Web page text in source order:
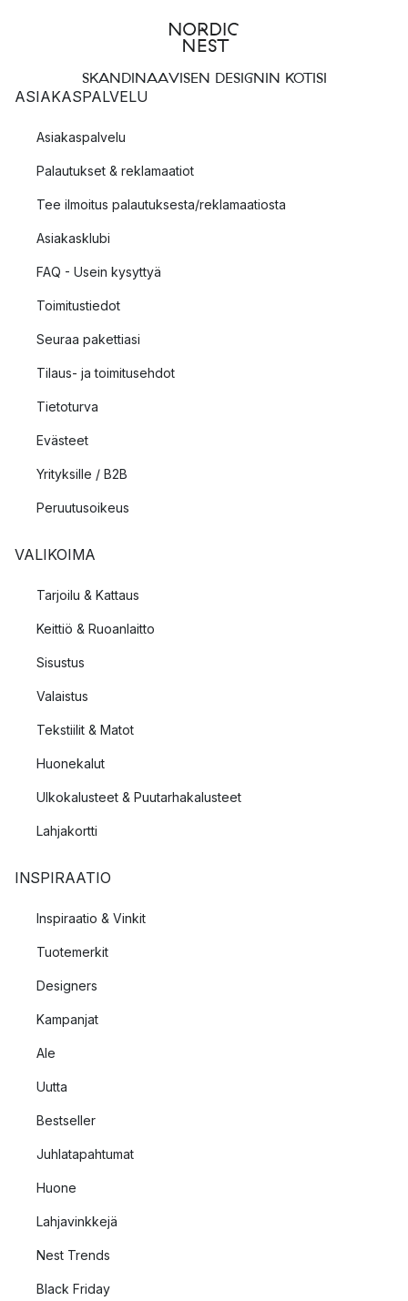
SKANDINAAVISEN DESIGNIN KOTISI
ASIAKASPALVELU
Asiakaspalvelu
Palautukset & reklamaatiot
Tee ilmoitus palautuksesta/reklamaatiosta
Asiakasklubi
FAQ - Usein kysyttyä
Toimitustiedot
Seuraa pakettiasi
Tilaus- ja toimitusehdot
Tietoturva
Evästeet
Yrityksille / B2B
Peruutusoikeus
VALIKOIMA
Tarjoilu & Kattaus
Keittiö & Ruoanlaitto
Sisustus
Valaistus
Tekstiilit & Matot
Huonekalut
Ulkokalusteet & Puutarhakalusteet
Lahjakortti
INSPIRAATIO
Inspiraatio & Vinkit
Tuotemerkit
Designers
Kampanjat
Ale
Uutta
Bestseller
Juhlatapahtumat
Huone
Lahjavinkkejä
Nest Trends
Black Friday